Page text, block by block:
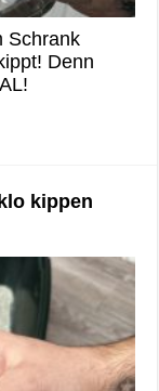
Schrank
Denn
kippen